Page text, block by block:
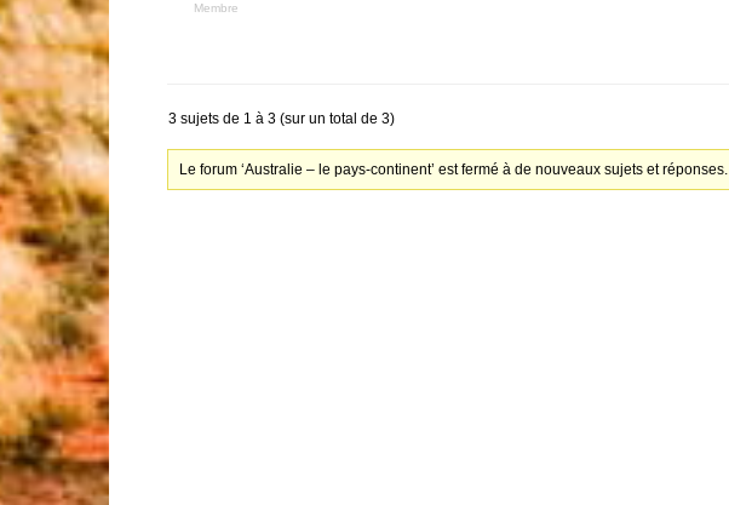
Membre
3 sujets de 1 à 3 (sur un total de 3)
Le forum ‘Australie – le pays-continent’ est fermé à de nouveaux sujets et réponses.